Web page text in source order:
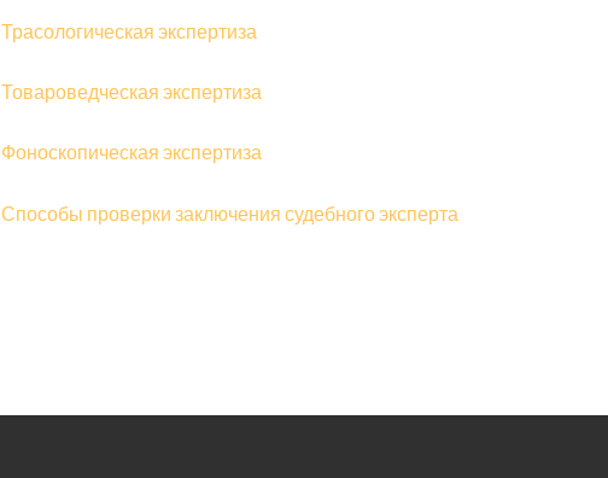
Трасологическая экспертиза
Товароведческая экспертиза
Фоноскопическая экспертиза
Способы проверки заключения судебного эксперта